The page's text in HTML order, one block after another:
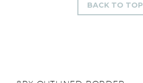
BACK TO TOP